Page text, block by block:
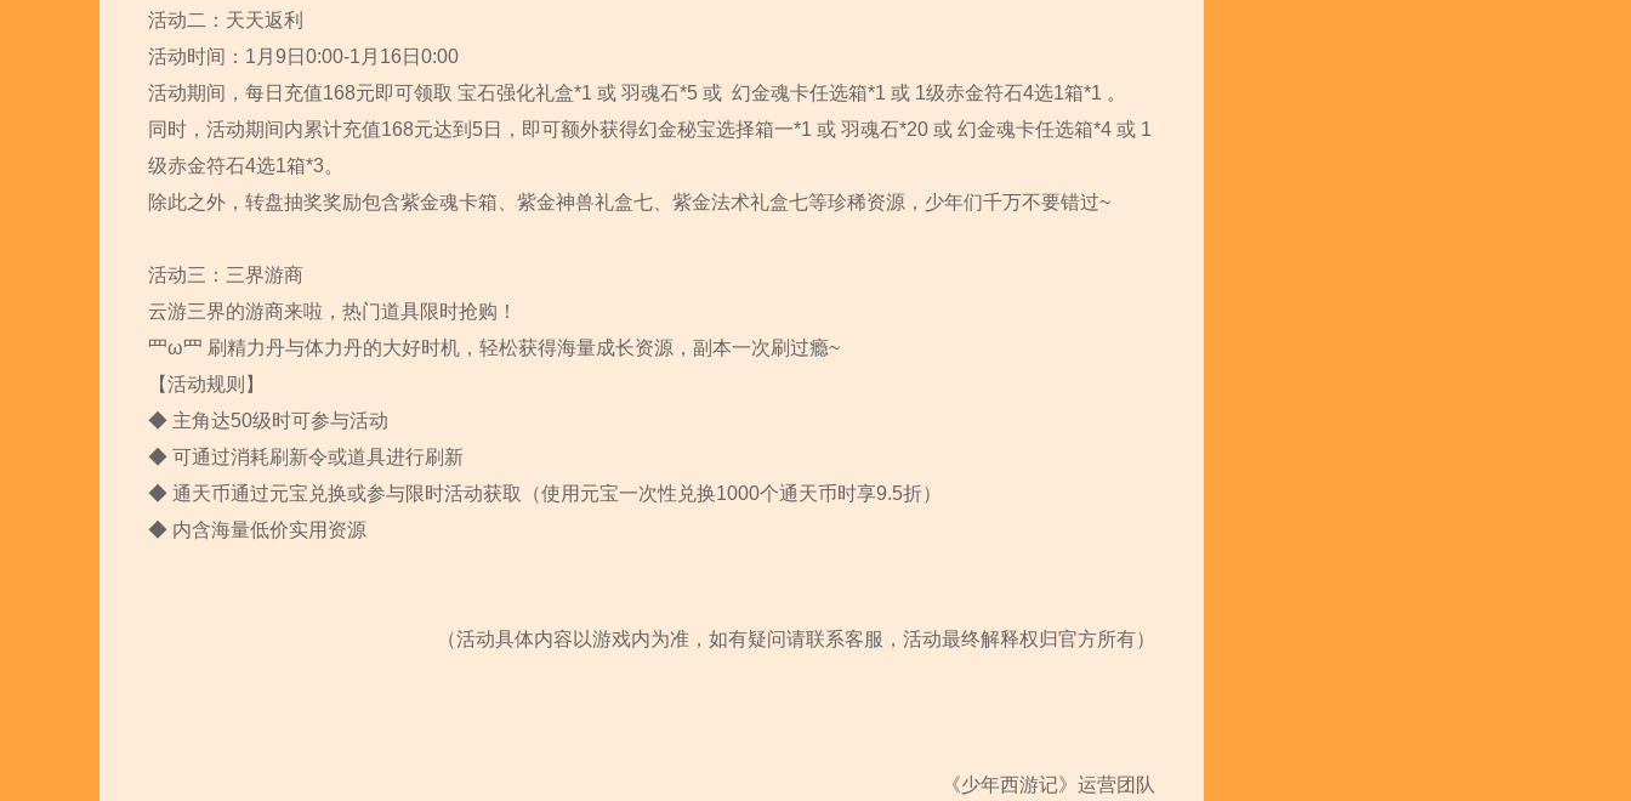
活动二：天天返利
活动时间：1月9日0:00-1月16日0:00
活动期间，每日充值168元即可领取 宝石强化礼盒*1 或 羽魂石*5 或 幻金魂卡任选箱*1 或 1级赤金符石4选1箱*1 。
同时，活动期间内累计充值168元达到5日，即可额外获得幻金秘宝选择箱一*1 或 羽魂石*20 或 幻金魂卡任选箱*4 或 1
级赤金符石4选1箱*3。
除此之外，转盘抽奖奖励包含紫金魂卡箱、紫金神兽礼盒七、紫金法术礼盒七等珍稀资源，少年们千万不要错过~
活动三：三界游商
云游三界的游商来啦，热门道具限时抢购！
罒ω罒 刷精力丹与体力丹的大好时机，轻松获得海量成长资源，副本一次刷过瘾~
【活动规则】
◆ 主角达50级时可参与活动
◆ 可通过消耗刷新令或道具进行刷新
◆ 通天币通过元宝兑换或参与限时活动获取（使用元宝一次性兑换1000个通天币时享9.5折）
◆ 内含海量低价实用资源
（活动具体内容以游戏内为准，如有疑问请联系客服，活动最终解释权归官方所有）
《少年西游记》运营团队